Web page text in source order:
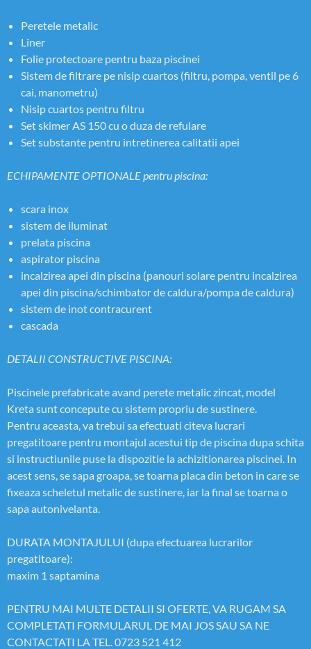
Peretele metalic
Liner
Folie protectoare pentru baza piscinei
Sistem de filtrare pe nisip cuartos (filtru, pompa, ventil pe 6
cai, manometru)
Nisip cuartos pentru filtru
Set skimer AS 150 cu o duza de refulare
Set substante pentru intretinerea calitatii apei
ECHIPAMENTE OPTIONALE pentru piscina:
scara inox
sistem de iluminat
prelata piscina
aspirator piscina
incalzirea apei din piscina (panouri solare pentru incalzirea
apei din piscina/schimbator de caldura/pompa de caldura)
sistem de inot contracurent
cascada
DETALII CONSTRUCTIVE PISCINA:
Piscinele prefabricate avand perete metalic zincat, model
Kreta sunt concepute cu sistem propriu de sustinere.
Pentru aceasta, va trebui sa efectuati citeva lucrari
pregatitoare pentru montajul acestui tip de piscina dupa schita
si instructiunile puse la dispozitie la achizitionarea piscinei. In
acest sens, se sapa groapa, se toarna placa din beton in care se
fixeaza scheletul metalic de sustinere, iar la final se toarna o
sapa autonivelanta.
DURATA MONTAJULUI (dupa efectuarea lucrarilor
pregatitoare):
maxim 1 saptamina
PENTRU MAI MULTE DETALII SI OFERTE, VA RUGAM SA
COMPLETATI FORMULARUL DE MAI JOS SAU SA NE
CONTACTATI LA TEL. 0723 521 412